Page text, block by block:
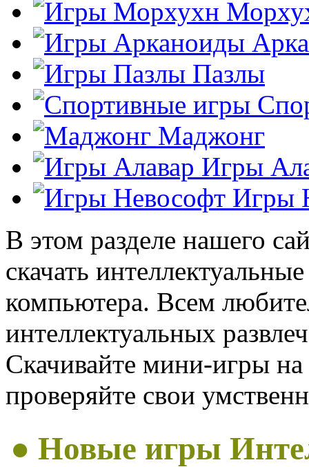
Пазлы
Маджонг
Игры
Игры
В этом разделе нашего
скачать
компьютера. Всем
интеллектуальных
Скачивайте мини-игры
проверяйте свои
● Новые игры